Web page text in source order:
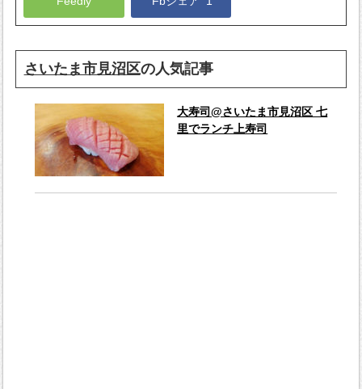
さいたま市見沼区の人気記事
大寿司@さいたま市見沼区 七
里でランチ上寿司